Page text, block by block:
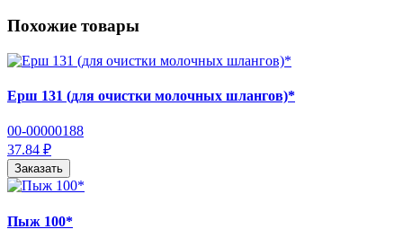
Похожие товары
Ерш 131 (для очистки молочных шлангов)*
00-00000188
37.84 ₽
Заказать
Пыж 100*